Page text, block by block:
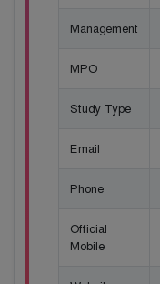
Management
MPO
Study Type
Email
Phone
Official
Mobile